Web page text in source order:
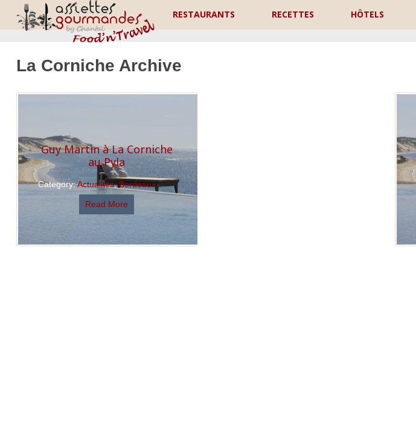
RESTAURANTS RECETTES HÔTELS
La Corniche Archive
Guy Martin à La Corniche
au Pyla
Category:Actualités,Bordeaux
Read More